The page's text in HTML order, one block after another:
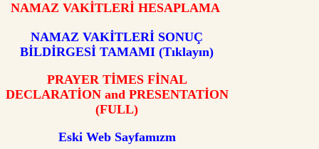
NAMAZ VAKİTLERİ HESAPLAMA
NAMAZ VAKİTLERİ SONUÇ
BİLDİRGESİ TAMAMI (Tıklayın)
PRAYER TİMES FİNAL
DECLARATİON and PRESENTATİON
(FULL)
Eski Web Sayfamızm